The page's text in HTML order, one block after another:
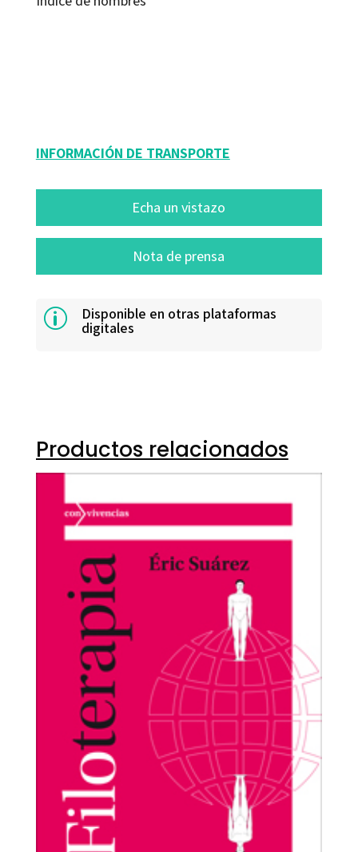
INFORMACIÓN DE TRANSPORTE
Echa un vistazo
Nota de prensa
p Disponible en otras plataformas
digitales
Productos relacionados